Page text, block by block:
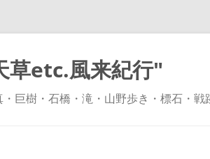
草etc.風来紀行"
巨樹・石橋・滝・山野歩き・標石・戦